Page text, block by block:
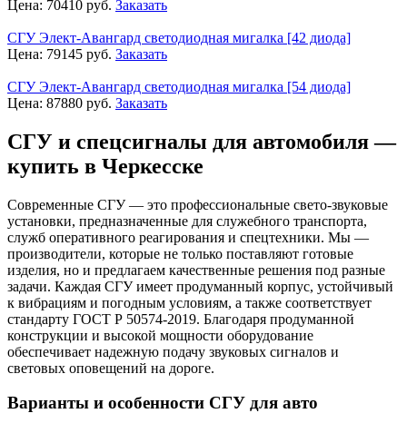
Цена: 70410 руб. Заказать
СГУ Элект-Авангард светодиодная мигалка [42 диода]
Цена: 79145 руб. Заказать
СГУ Элект-Авангард светодиодная мигалка [54 диода]
Цена: 87880 руб. Заказать
СГУ и спецсигналы для автомобиля —
купить в Черкесске
Современные СГУ — это профессиональные свето-звуковые
установки, предназначенные для служебного транспорта,
служб оперативного реагирования и спецтехники. Мы —
производители, которые не только поставляют готовые
изделия, но и предлагаем качественные решения под разные
задачи. Каждая СГУ имеет продуманный корпус, устойчивый
к вибрациям и погодным условиям, а также соответствует
стандарту ГОСТ Р 50574-2019. Благодаря продуманной
конструкции и высокой мощности оборудование
обеспечивает надежную подачу звуковых сигналов и
световых оповещений на дороге.
Варианты и особенности СГУ для авто